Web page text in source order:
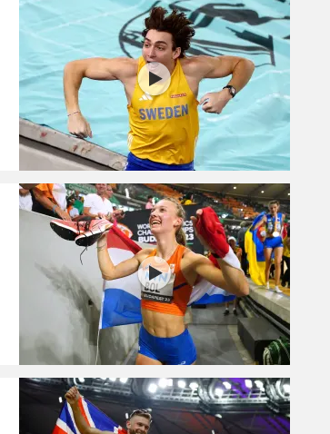
תקנון משתתפים וזוכים בפרסים
תקנון עבור פעילות אלקטרה
תקנון עבור פעילות ספורט 1 – "מרלן"
טניס
גיימינג E-Sports
תנאי שימוש
מדיניות פרטיות
תקנון פעילות ספורט 1
רשיון להקרנה פומבית לבית עסק
הצטרפות לחבילת הערוצים
לוח דרושים – ג'ובנט
תגיות
המגזין